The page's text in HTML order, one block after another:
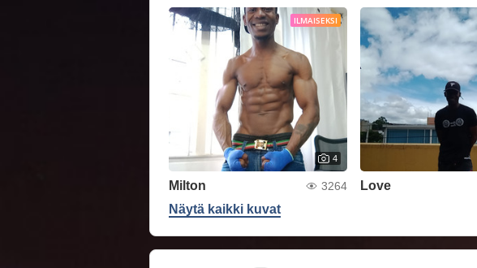
ILMAISEKSI
4
Milton 3264 Love
Näytä kaikki kuvat